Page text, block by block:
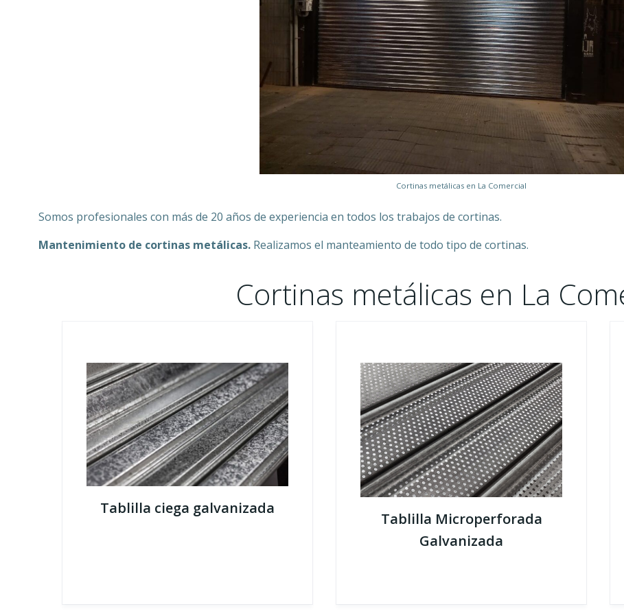
Cortinas metálicas en La Comercial
Somos profesionales con más de 20 años de experiencia en todos los trabajos de cortinas.
Mantenimiento de cortinas metálicas. Realizamos el manteamiento de todo tipo de cortinas.
Cortinas metálicas en La
Tablilla ciega galvanizada
Tablilla Microperforada
Galvanizada